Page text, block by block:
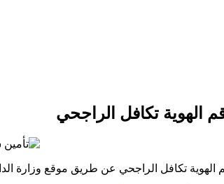
الهوية تكافل الراجحي
تكافل الراجحي عن طريق موقع وزارة